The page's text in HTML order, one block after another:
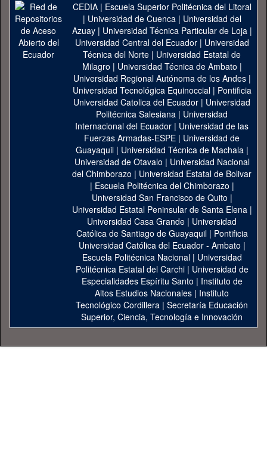
CEDIA| Escuela Superior Politécnica del Litoral
| Universidad de Cuenca| Universidad del
Azuay| Universidad Técnica Particular de Loja|
Universidad Central del Ecuador| Universidad
Técnica del Norte | Universidad Estatal de
Milagro | Universidad Técnica de Ambato |
Universidad Regional Autónoma de los Andes|
Universidad Tecnológica Equinoccial| Pontificia
Universidad Catolica del Ecuador | Universidad
Politécnica Salesiana | Universidad
Internacional del Ecuador | Universidad de las
Fuerzas Armadas-ESPE | Universidad de
Guayaquil| Universidad Técnica de Machala|
Universidad de Otavalo | Universidad Nacional
del Chimborazo | Universidad Estatal de Bolivar
| Escuela Politécnica del Chimborazo |
Universidad San Francisco de Quito |
Universidad Estatal Peninsular de Santa Elena|
Universidad Casa Grande | Universidad
Católica de Santiago de Guayaquil| Pontificia
Universidad Católica del Ecuador - Ambato |
Escuela Politécnica Nacional| Universidad
Politécnica Estatal del Carchi| Universidad de
Especialidades Espíritu Santo | Instituto de
Altos Estudios Nacionales | Instituto
Tecnológico Cordillera | Secretaría Educación
Superior, Ciencia, Tecnología e Innovación